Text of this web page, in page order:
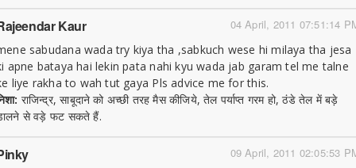
04 April, 2011 07:51:14
Kaur
sabudana wada try kiya tha ,sabkuch wese hi milaya tha jesa
apne bataya hai lekin pata nahi kyu wada jab garam tel me talne
liye rakha to wah tut gaya Pls advice me for this.
राजिन्द्र, साबूदाने को अच्छी तरह मैस कीजिये, तेल पर्याप्त गरम हो, ठंडे तेल में बड़े
से वड़े फट सकते हैं.
09 April, 2011 02:05:53